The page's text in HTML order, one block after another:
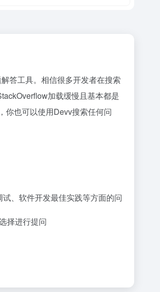
答工具。相信很多开发者在搜索
加载缓慢且基本都是
你也可以使用Devv搜索任何问
、软件开发最佳实践等方面的问
择进行提问